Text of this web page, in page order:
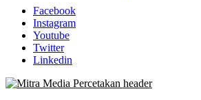
Facebook
Instagram
Youtube
Twitter
Linkedin